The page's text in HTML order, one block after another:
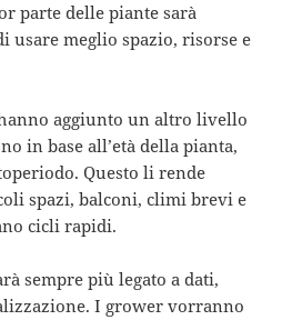
parte delle piante sarà
usare meglio spazio, risorse e
aggiunto un altro livello
in base all’età della pianta,
Questo li rende
spazi, balconi, climi brevi e
cicli rapidi.
sempre più legato a dati,
I grower vorranno